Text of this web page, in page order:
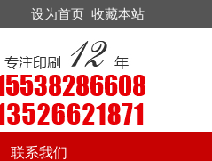
设为首页 收藏本站
联系我们